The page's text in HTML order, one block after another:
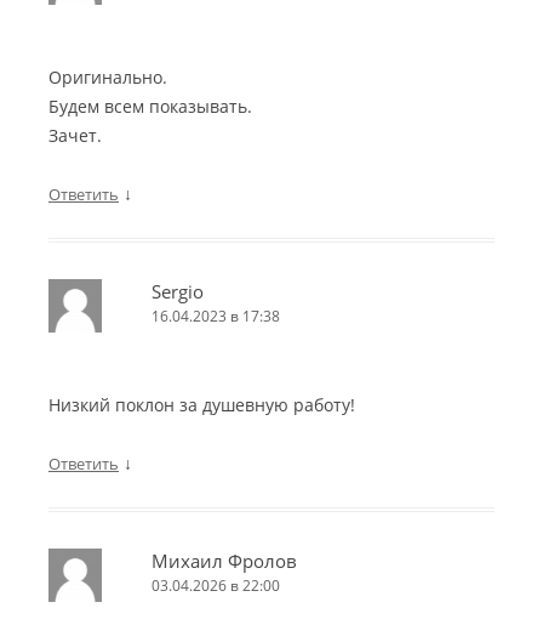
Оригинально.
Будем всем показывать.
Зачет.
Ответить ↓
Sergio
16.04.2023 в 17:38
Низкий поклон за душевную работу!
Ответить ↓
Михаил Фролов
03.04.2026 в 22:00